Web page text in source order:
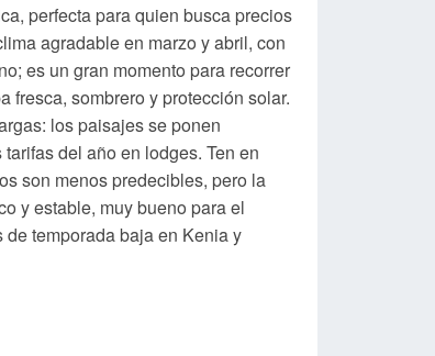
perfecta para quien busca precios
agradable en marzo y abril, con
es un gran momento para recorrer
fresca, sombrero y protección solar.
los paisajes se ponen
del año en lodges. Ten en
son menos predecibles, pero la
y estable, muy bueno para el
temporada baja en Kenia y